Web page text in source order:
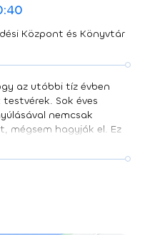
Központ és Könyvtár
az utóbbi tíz évben
Sok éves
nemcsak
mégsem hagyják el. Ez
pattanásig feszült
bejelentést tesz.
a nemzetiszín zászló
Az országot